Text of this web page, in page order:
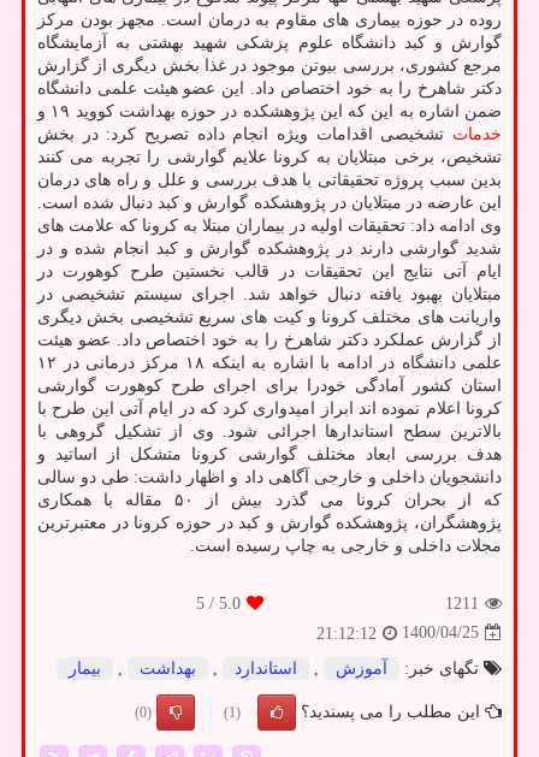
روده در حوزه بیماری های مقاوم به درمان است. مجهز بودن مرکز
گوارش و کبد دانشگاه علوم پزشکی شهید بهشتی به آزمایشگاه
مرجع کشوری، بررسی بیوتن موجود در غذا بخش دیگری از گزارش
دکتر شاهرخ را به خود اختصاص داد. این عضو هیئت علمی دانشگاه
ضمن اشاره به این که این پژوهشکده در حوزه بهداشت کووید ۱۹ و
خدمات تشخیصی اقدامات ویژه انجام داده تصریح کرد: در بخش
تشخیص، برخی مبتلایان به کرونا علایم گوارشی را تجربه می کنند
بدین سبب پروژه تحقیقاتی با هدف بررسی و علل و راه های درمان
این عارضه در مبتلایان در پژوهشکده گوارش و کبد دنبال شده است.
وی ادامه داد: تحقیقات اولیه در بیماران مبتلا به کرونا که علامت های
شدید گوارشی دارند در پژوهشکده گوارش و کبد انجام شده و در
ایام آتی نتایج این تحقیقات در قالب نخستین طرح کوهورت در
مبتلایان بهبود یافته دنبال خواهد شد. اجرای سیستم تشخیصی در
واریانت های مختلف کرونا و کیت های سریع تشخیصی بخش دیگری
از گزارش عملکرد دکتر شاهرخ را به خود اختصاص داد. عضو هیئت
علمی دانشگاه در ادامه با اشاره به اینکه ۱۸ مرکز درمانی در ۱۲
استان کشور آمادگی خودرا برای اجرای طرح کوهورت گوارشی
کرونا اعلام نموده اند ابراز امیدواری کرد که در ایام آتی این طرح با
بالاترین سطح استاندارها اجرائی شود. وی از تشکیل گروهی با
هدف بررسی ابعاد مختلف گوارشی کرونا متشکل از اساتید و
دانشجویان داخلی و خارجی آگاهی داد و اظهار داشت: طی دو سالی
که از بحران کرونا می گذرد بیش از ۵۰ مقاله با همکاری
پژوهشگران، پژوهشکده گوارش و کبد در حوزه کرونا در معتبرترین
مجلات داخلی و خارجی به چاپ رسیده است.
1211
5.0
/ 5
1400/04/25
21:12:12
تگهای خبر:
آموزش استاندارد بهداشت بیمار
این مطلب را می پسندید؟ (1)
(0)